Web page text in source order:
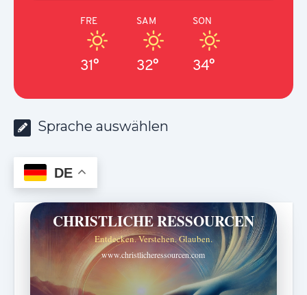
FRE
31°
SAM
32°
SON
34°
Sprache auswählen
DE
CHRISTLICHE RESSOURCEN
Entdecken. Verstehen. Glauben.
www.christlicheressourcen.com